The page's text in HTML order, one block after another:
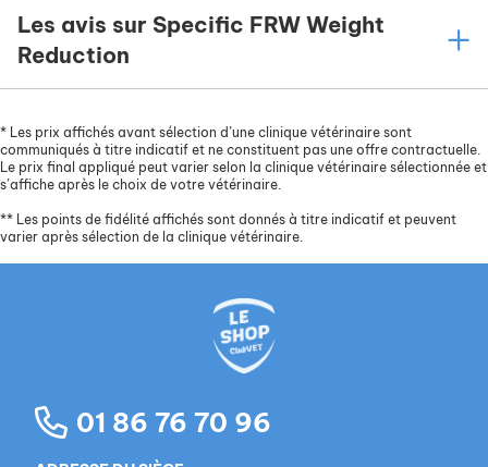
Les avis sur Specific FRW Weight
Reduction
* Les prix affichés avant sélection d’une clinique vétérinaire sont
communiqués à titre indicatif et ne constituent pas une offre contractuelle.
Le prix final appliqué peut varier selon la clinique vétérinaire sélectionnée et
s’affiche après le choix de votre vétérinaire.
** Les points de fidélité affichés sont donnés à titre indicatif et peuvent
varier après sélection de la clinique vétérinaire.
01 86 76 70 96